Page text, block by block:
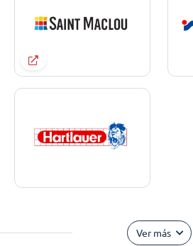
Ver más